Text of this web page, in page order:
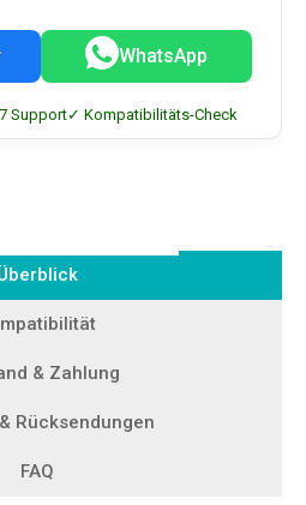
WhatsApp
Support✓ Kompatibilitäts-Check
& Zahlung
Rücksendungen
FAQ